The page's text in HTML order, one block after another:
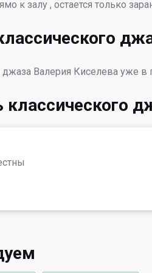
к залу , остается только
Валерия Киселева уже в